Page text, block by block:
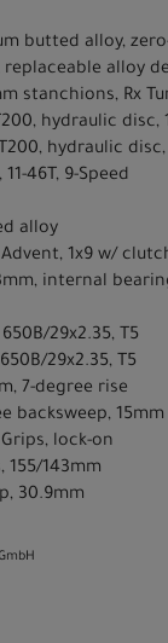
butted alloy,
alloy
stanchions, Rx
hydraulic disc,
hydraulic
46T, 9-Speed
alloy
1x9 w/
internal
29x2.35, T5
29x2.35, T5
7-degree rise
backsweep,
lock-on
155/143mm
30.9mm